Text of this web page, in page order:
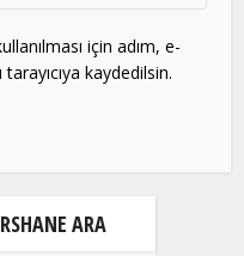
için adım, e-
kaydedilsin.
ARA